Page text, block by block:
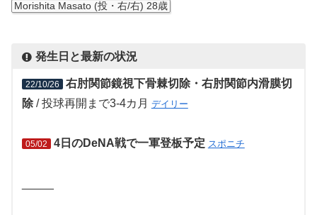
Morishita Masato (投・右/右) 28歳
発生日と最新の状況
22/10/26
右肘関節鏡視下骨棘切除・右肘関節内滑膜切
除/ 投球再開まで3-4カ月 デイリー
05/02 4日のDeNA戦で一軍登板予定 スポニチ